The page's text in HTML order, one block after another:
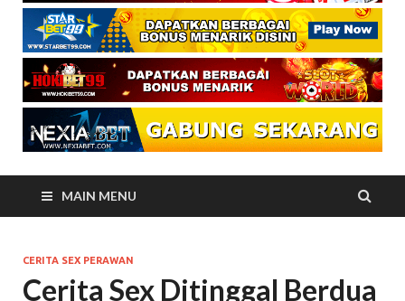
MAIN MENU
CERITA SEX PERAWAN
Cerita Sex Ditinggal Berdua